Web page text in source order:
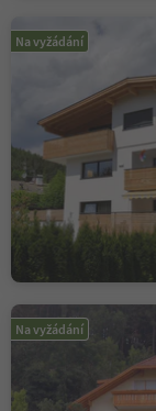
Na vyžádání
Na vyžádání